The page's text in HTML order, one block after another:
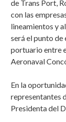
de Trans Port,
con las
lineamientos y
será el punto
portuario entre
Aeronaval
En la
representantes
Presidenta del